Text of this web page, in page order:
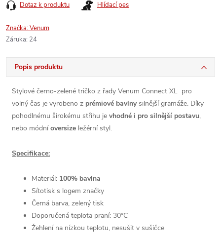
Dotaz k produktu Hlídací pes
Značka:Venum
Záruka: 24
Popis produktu
Stylové černo-zelené tričko z řady Venum Connect XL pro
volný čas je vyrobeno z prémiové bavlnysilnější gramáže. Díky
pohodlnému širokému střihu je vhodné i pro silnější postavu,
nebo módníoversize ležérní styl.
Specifikace:
Materiál: 100% bavlna
Sítotisk s logem značky
Černá barva, zelený tisk
Doporučená teplota praní: 30°C
Žehlení na nízkou teplotu, nesušit v sušičce